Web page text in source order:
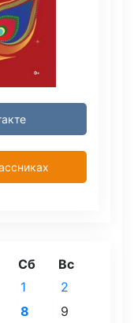
Сб Вс
1
2
8
9